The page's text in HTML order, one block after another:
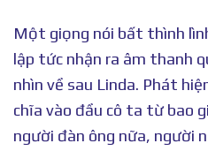
Một giọng nói bất thình
lập tức nhận ra âm thanh
nhìn về sau Linda. Phát
chĩa vào đầu cô ta từ bao
người đàn ông nữa, người